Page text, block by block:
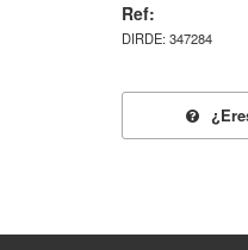
Ref:
DIRDE: 347284